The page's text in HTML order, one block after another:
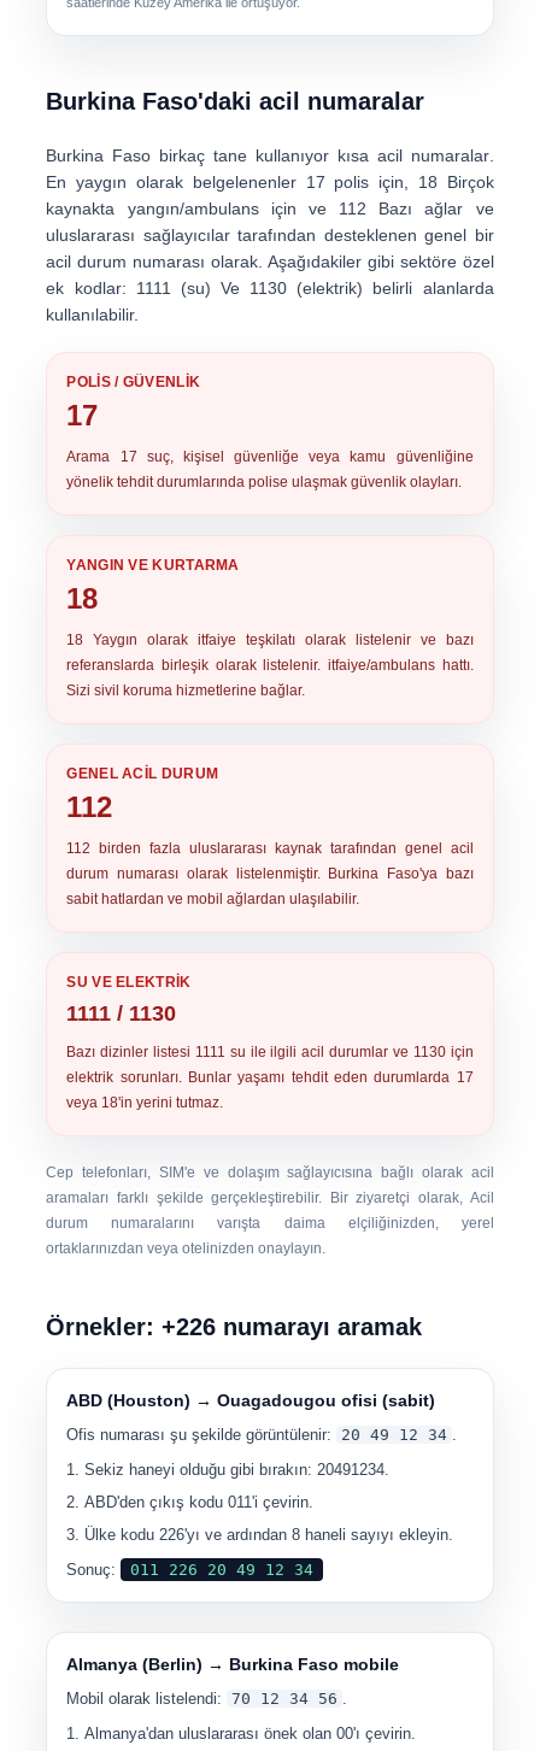
Burkina Faso'daki acil numaralar
Burkina Faso birkaç tane kullanıyor kısa acil numaralar.
En yaygın olarak belgelenenler 17 polis için, 18 Birçok
kaynakta yangın/ambulans için ve 112 Bazı ağlar ve
uluslararası sağlayıcılar tarafından desteklenen genel bir
acil durum numarası olarak. Aşağıdakiler gibi sektöre özel
ek kodlar: 1111 (su) Ve 1130 (elektrik) belirli alanlarda
kullanılabilir.
POLIS / GÜVENLIK
17
Arama 17 suç, kişisel güvenliğe veya kamu güvenliğine
yönelik tehdit durumlarında polise ulaşmak güvenlik olayları.
YANGIN VE KURTARMA
18
18 Yaygın olarak itfaiye teşkilatı olarak listelenir ve bazı
referanslarda birleşik olarak listelenir. itfaiye/ambulans hattı.
Sizi sivil koruma hizmetlerine bağlar.
GENEL ACIL DURUM
112
112 birden fazla uluslararası kaynak tarafından genel acil
durum numarası olarak listelenmiştir. Burkina Faso'ya bazı
sabit hatlardan ve mobil ağlardan ulaşılabilir.
SU VE ELEKTRIK
1111 / 1130
Bazı dizinler listesi 1111 su ile ilgili acil durumlar ve 1130için
elektrik sorunları. Bunlar yaşamı tehdit eden durumlarda 17
veya 18'in yerini tutmaz.
Cep telefonları, SIM'e ve dolaşım sağlayıcısına bağlı olarak acil
aramaları farklı şekilde gerçekleştirebilir. Bir ziyaretçi olarak, Acil
durum numaralarını varışta daima elçiliğinizden, yerel
ortaklarınızdan veya otelinizden onaylayın.
Örnekler: +226 numarayı aramak
ABD (Houston) → Ouagadougou ofisi (sabit)
Ofis numarası şu şekilde görüntülenir: 20 49 12 34
Sekiz haneyi olduğu gibi bırakın: 20491234.
ABD'den çıkış kodu 011'i çevirin.
Ülke kodu 226'yı ve ardından 8 haneli sayıyı ekleyin.
Sonuç:
011 226 20 49 12 34
Almanya (Berlin) → Burkina Faso mobile
Mobil olarak listelendi: 70 12 34 56
Almanya'dan uluslararası önek olan 00'ı çevirin.